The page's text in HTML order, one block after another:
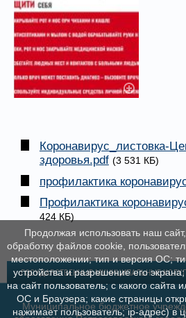
Коронавирус_листовка-
здоровья.pdf (3 531 КБ)
профилактика
Профилактика
424 КБ)
ГОСУДАРСТВЕННЫЕ МУНИЦИПАЛЬНЫЕ
Муниципальное бюджетное
Продолжая использовать наш
обработку файлов cookie,
местоположении; тип и версия ОС;
устройства и разрешение его
на сайт пользователь; с какого сайта
ОС и Браузера; какие страницы
нажимает пользователь; ip-адрес) в